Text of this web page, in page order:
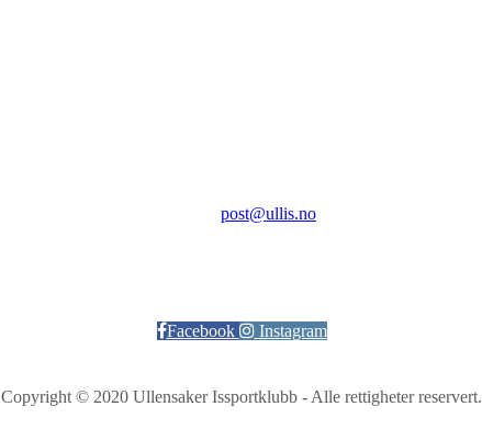
post@ullis.no
Facebook Instagram
Copyright © 2020 Ullensaker Issportklubb - Alle rettigheter reservert.